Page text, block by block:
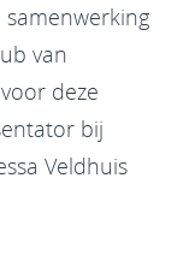
van
deze
bij
Veldhuis